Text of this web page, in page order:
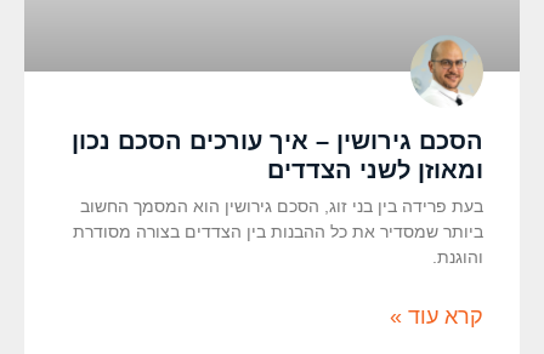
הסכם גירושין – איך עורכים הסכם נכון
ומאוזן לשני הצדדים
בעת פרידה בין בני זוג, הסכם גירושין הוא המסמך החשוב
ביותר שמסדיר את כל ההבנות בין הצדדים בצורה מסודרת
והוגנת.
קרא עוד »